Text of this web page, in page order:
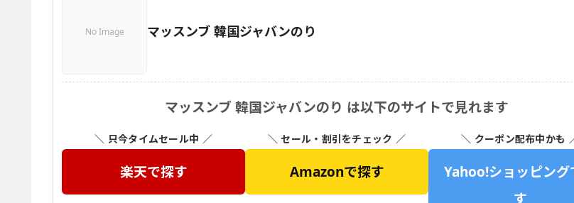
No Image マッスンブ 韓国ジャバンのり
マッスンブ 韓国ジャバンのり は以下のサイトで見れます
＼ 只今タイムセール中 ／
楽天で探す
＼ セール・割引をチェック ／
Amazonで探す
＼ クーポン配布中かも
Yahoo!ショッピング
す